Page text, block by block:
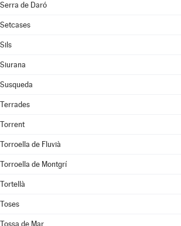
Serra de Daró
Setcases
Sils
Siurana
Susqueda
Terrades
Torrent
Torroella de Fluvià
Torroella de Montgrí
Tortellà
Toses
Tossa de Mar